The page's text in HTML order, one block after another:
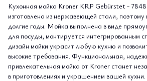
Кухонная мойка Kroner KRP Gebürstet -
изготовлена из нержавеющей стали,
долгие годы. Мойка выполнена в виде
для посуды, монтируется интегрированным
дизайн мойки украсит любую кухню и
высокие требования. Функциональная,
привлекательная мойка от Kroner станет
в приготовлениях и украшением вашей кухни.